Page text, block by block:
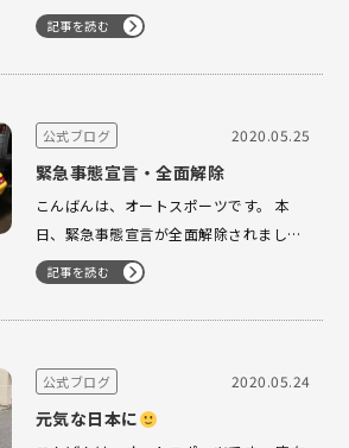
ありがとうございました。 買取の依頼も
増えてきました。 一生懸命、頑張らせて
頂きますので、よろしくお願い致しま
きました。 ありが…
記事を読む
公式ブログ 2020.05.25
緊急事態宣言・全面解除
こんばんは、オートスポーツです。 本
日、緊急事態宣言が全面解除されまし
た。 6月1日から小学校が始まっても分散
登校と給食が始まるのが7月1日からとま
だまだ大変な日々になりそうですね！！
様々な対策がされるようですが... 元気な
記事を読む
公式ブログ 2020.05.24
元気な日本に